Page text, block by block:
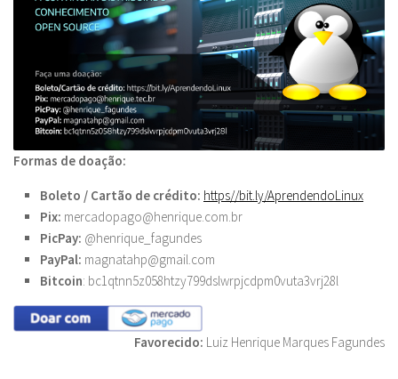
Formas de doação:
Boleto / Cartão de crédito: https//bit.ly/AprendendoLinux
Pix: mercadopago@henrique.com.br
PicPay: @henrique_fagundes
PayPal: magnatahp@gmail.com
Bitcoin: bc1qtnn5z058htzy799dslwrpjcdpm0vuta3vrj28l
Favorecido: Luiz Henrique Marques Fagundes